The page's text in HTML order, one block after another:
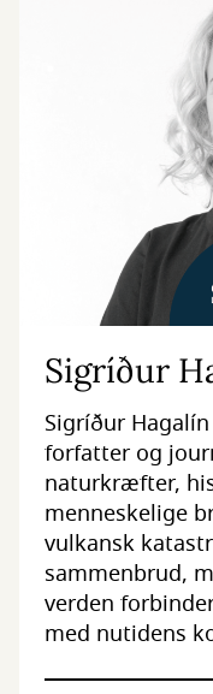
Sigríður
Sigríður
forfatter og
naturkræfter,
menneskelige
vulkansk
sammenbrud,
verden
med nutidens